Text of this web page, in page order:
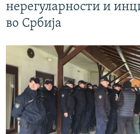
нерегуларности и
во Србија